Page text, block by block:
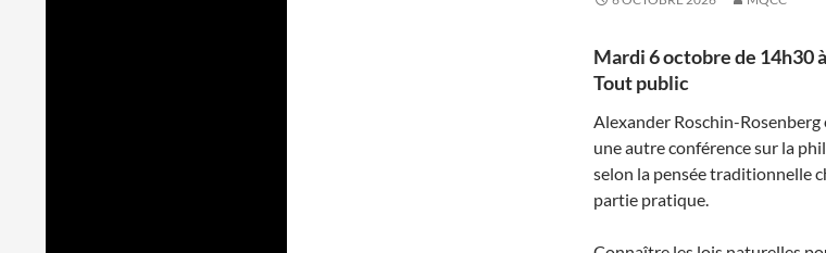
Mardi 6 octobre de 14h30
Tout public
Alexander Roschin-
une autre conférence sur la
selon la pensée traditionnelle
partie pratique.